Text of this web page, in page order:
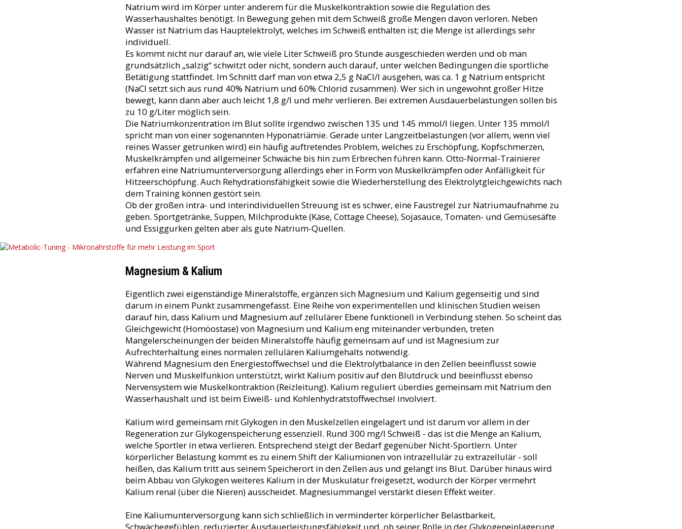
Natrium wird im Körper unter anderem für die Muskelkontraktion sowie die Regulation des
Wasserhaushaltes benötigt. In Bewegung gehen mit dem Schweiß große Mengen davon verloren. Neben
Wasser ist Natrium das Hauptelektrolyt, welches im Schweiß enthalten ist; die Menge ist allerdings sehr
individuell.
Es kommt nicht nur darauf an, wie viele Liter Schweiß pro Stunde ausgeschieden werden und ob man
grundsätzlich „salzig“ schwitzt oder nicht, sondern auch darauf, unter welchen Bedingungen die sportliche
Betätigung stattfindet. Im Schnitt darf man von etwa 2,5 g NaCl/l ausgehen, was ca. 1 g Natrium entspricht
(NaCl setzt sich aus rund 40% Natrium und 60% Chlorid zusammen). Wer sich in ungewohnt großer Hitze
bewegt, kann dann aber auch leicht 1,8 g/l und mehr verlieren. Bei extremen Ausdauerbelastungen sollen bis
zu 10 g/Liter möglich sein.
Die Natriumkonzentration im Blut sollte irgendwo zwischen 135 und 145 mmol/l liegen. Unter 135 mmol/l
spricht man von einer sogenannten Hyponatriämie. Gerade unter Langzeitbelastungen (vor allem, wenn viel
reines Wasser getrunken wird) ein häufig auftretendes Problem, welches zu Erschöpfung, Kopfschmerzen,
Muskelkrämpfen und allgemeiner Schwäche bis hin zum Erbrechen führen kann. Otto-Normal-Trainierer
erfahren eine Natriumunterversorgung allerdings eher in Form von Muskelkrämpfen oder Anfälligkeit für
Hitzeerschöpfung. Auch Rehydrationsfähigkeit sowie die Wiederherstellung des Elektrolytgleichgewichts nach
dem Training können gestört sein.
Ob der großen intra- und interindividuellen Streuung ist es schwer, eine Faustregel zur Natriumaufnahme zu
geben. Sportgetränke, Suppen, Milchprodukte (Käse, Cottage Cheese), Sojasauce, Tomaten- und Gemüsesäfte
und Essiggurken gelten aber als gute Natrium-Quellen.
Magnesium & Kalium
Eigentlich zwei eigenständige Mineralstoffe, ergänzen sich Magnesium und Kalium gegenseitig und sind
darum in einem Punkt zusammengefasst. Eine Reihe von experimentellen und klinischen Studien weisen
darauf hin, dass Kalium und Magnesium auf zellulärer Ebene funktionell in Verbindung stehen. So scheint das
Gleichgewicht (Homöostase) von Magnesium und Kalium eng miteinander verbunden, treten
Mangelerscheinungen der beiden Mineralstoffe häufig gemeinsam auf und ist Magnesium zur
Aufrechterhaltung eines normalen zellulären Kaliumgehalts notwendig.
Während Magnesium den Energiestoffwechsel und die Elektrolytbalance in den Zellen beeinflusst sowie
Nerven und Muskelfunkion unterstützt, wirkt Kalium positiv auf den Blutdruck und beeinflusst ebenso
Nervensystem wie Muskelkontraktion (Reizleitung). Kalium reguliert überdies gemeinsam mit Natrium den
Wasserhaushalt und ist beim Eiweiß- und Kohlenhydratstoffwechsel involviert.
Kalium wird gemeinsam mit Glykogen in den Muskelzellen eingelagert und ist darum vor allem in der
Regeneration zur Glykogenspeicherung essenziell. Rund 300 mg/l Schweiß - das ist die Menge an Kalium,
welche Sportler in etwa verlieren. Entsprechend steigt der Bedarf gegenüber Nicht-Sportlern. Unter
körperlicher Belastung kommt es zu einem Shift der Kaliumionen von intrazellulär zu extrazellulär - soll
heißen, das Kalium tritt aus seinem Speicherort in den Zellen aus und gelangt ins Blut. Darüber hinaus wird
beim Abbau von Glykogen weiteres Kalium in der Muskulatur freigesetzt, wodurch der Körper vermehrt
Kalium renal (über die Nieren) ausscheidet. Magnesiummangel verstärkt diesen Effekt weiter.
Eine Kaliumunterversorgung kann sich schließlich in verminderter körperlicher Belastbarkeit,